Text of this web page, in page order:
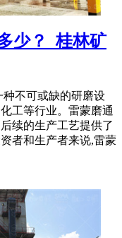
少？_桂林矿
不可或缺的研磨设
工等行业。雷蒙磨通
续的生产工艺提供了
者和生产者来说,雷蒙